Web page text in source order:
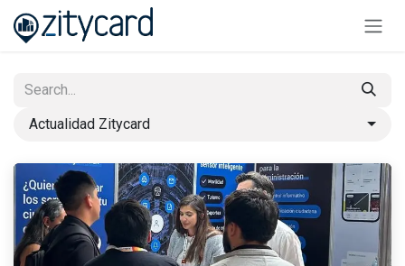
Skip to Content
Actualidad Zitycard